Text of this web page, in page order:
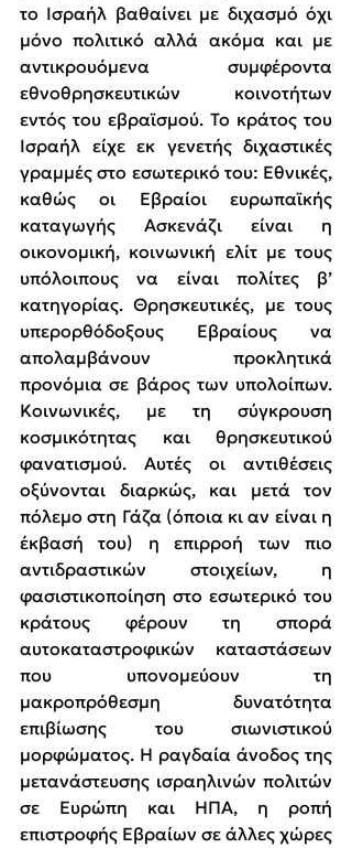
το Ισραήλ βαθαίνει με διχασμό όχι
μόνο πολιτικό αλλά ακόμα και με
αντικρουόμενα συμφέροντα
εθνοθρησκευτικών κοινοτήτων
εντός του εβραϊσμού. Το κράτος του
Ισραήλ είχε εκ γενετής διχαστικές
γραμμές στο εσωτερικό του: Εθνικές,
καθώς οι Εβραίοι ευρωπαϊκής
καταγωγής Ασκενάζι είναι η
οικονομική, κοινωνική ελίτ με τους
υπόλοιπους να είναι πολίτες β’
κατηγορίας. Θρησκευτικές, με τους
υπερορθόδοξους Εβραίους να
απολαμβάνουν προκλητικά
προνόμια σε βάρος των υπολοίπων.
Κοινωνικές, με τη σύγκρουση
κοσμικότητας και θρησκευτικού
φανατισμού. Αυτές οι αντιθέσεις
οξύνονται διαρκώς, και μετά τον
πόλεμο στη Γάζα (όποια κι αν είναι η
έκβασή του) η επιρροή των πιο
αντιδραστικών στοιχείων, η
φασιστικοποίηση στο εσωτερικό του
κράτους φέρουν τη σπορά
αυτοκαταστροφικών καταστάσεων
που υπονομεύουν τη
μακροπρόθεσμη δυνατότητα
επιβίωσης του σιωνιστικού
μορφώματος. Η ραγδαία άνοδος της
μετανάστευσης ισραηλινών πολιτών
σε Ευρώπη και ΗΠΑ, η ροπή
επιστροφής Εβραίων σε άλλες χώρες